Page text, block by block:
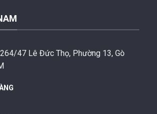
47 Lê Đức Thọ, Phường 13, Gò